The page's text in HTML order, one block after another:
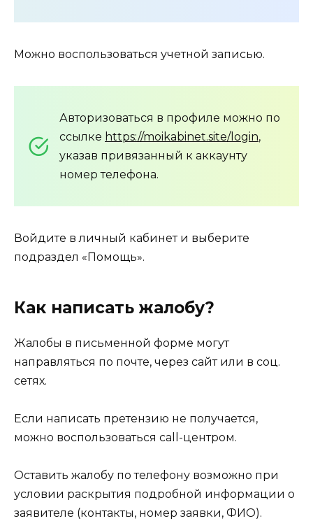
Можно воспользоваться учетной записью.
Авторизоваться в профиле можно по
ссылке https://moikabinet.site/login,
указав привязанный к аккаунту
номер телефона.
Войдите в личный кабинет и выберите
подраздел «Помощь».
Как написать жалобу?
Жалобы в письменной форме могут
направляться по почте, через сайт или в соц.
сетях.
Если написать претензию не получается,
можно воспользоваться call-центром.
Оставить жалобу по телефону возможно при
условии раскрытия подробной информации о
заявителе (контакты, номер заявки, ФИО).